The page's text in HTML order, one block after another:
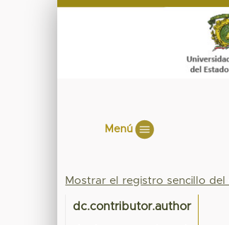
Menú
Mostrar el registro sencillo del
dc.contributor.author